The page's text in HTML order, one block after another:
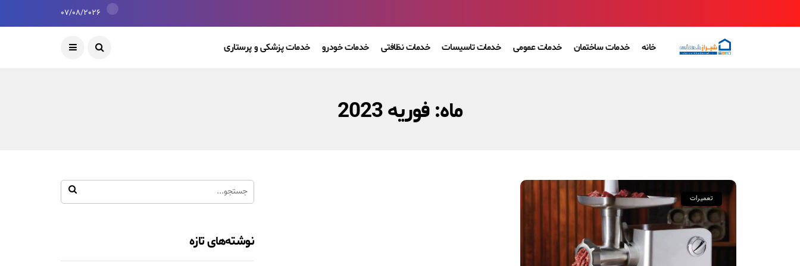
07/08/2026
خانه خدمات ساختمان خدمات عمومی خدمات تاسیسات خدمات نظافتی خدمات خودرو خدمات پزشکی و پرستاری
ماه:فوریه 2023
تعمیرات
نوشته‌های تازه